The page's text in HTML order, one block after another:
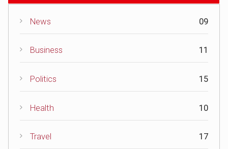
News 09
Business 11
Politics 15
Health 10
Travel 17